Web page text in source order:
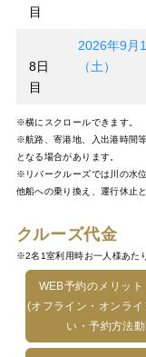
目
8日
目
2026年9月
（土）
※横にスクロールできます。
※航路、寄港地、入出港時間
となる場合があります。
※リバークルーズでは川の水
他船への乗り換え、運行休止
クルーズ代金
※2名1室利用時お一人様あた
WEB予約のメリット
(オフライン・オンライ
い・予約方法